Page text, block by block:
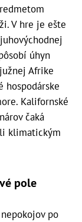
V hre je ešte
úhyn
Afrike
hospodárske
Kalifornské
čaká
klimatickým
pole
po